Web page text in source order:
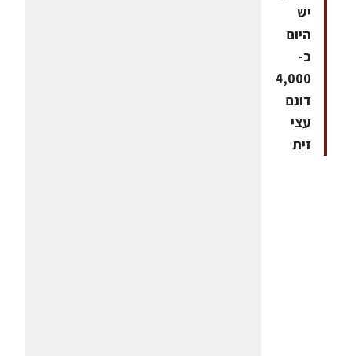
יש
היום
כ-
4,000
דונם
עצי
זית